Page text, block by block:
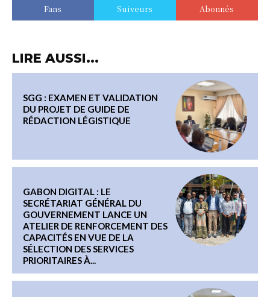
Fans Suiveurs Abonnés
LIRE AUSSI...
SGG : EXAMEN ET VALIDATION
DU PROJET DE GUIDE DE
RÉDACTION LÉGISTIQUE
GABON DIGITAL : LE
SECRÉTARIAT GÉNÉRAL DU
GOUVERNEMENT LANCE UN
ATELIER DE RENFORCEMENT DES
CAPACITÉS EN VUE DE LA
SÉLECTION DES SERVICES
PRIORITAIRES À...